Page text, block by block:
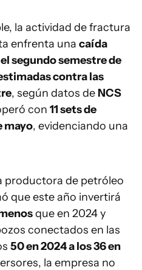
la actividad de fractura
enfrenta una caída
segundo semestre de
contra las
, según datos de NCS
con 11 sets de
mayo, evidenciando una
productora de petróleo
que este año invertirá
que en 2024 y
conectados en las
50 en 2024 a los 36 en
la empresa no